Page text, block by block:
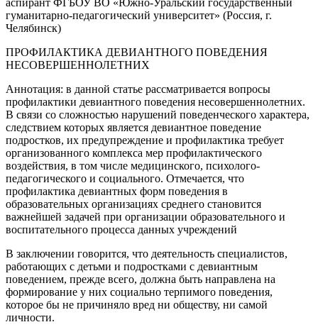
гуманитарно-педагогический университет» (Россия, г.
Челябинск)
ПРОФИЛАКТИКА ДЕВИАНТНОГО ПОВЕДЕНИЯ
НЕСОВЕРШЕННОЛЕТНИХ
Аннотация: в данной статье рассматривается вопросы
профилактики девиантного поведения несовершеннолетних.
В связи со сложностью нарушений поведенческого характера,
следствием которых является девиантное поведение
подростков, их предупреждение и профилактика требует
организованного комплекса мер профилактического
воздействия, в том числе медицинского, психолого-
педагогического и социального. Отмечается, что
профилактика девиантных форм поведения в
образовательных организациях среднего становится
важнейшей задачей при организации образовательного и
воспитательного процесса данных учреждений
В заключении говорится, что деятельность специалистов,
работающих с детьми и подростками с девиантным
поведением, прежде всего, должна быть направлена на
формирование у них социально терпимого поведения,
которое бы не причиняло вред ни обществу, ни самой
личности.